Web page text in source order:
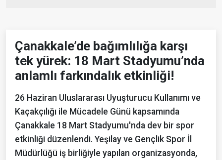
Çanakkale’de bağımlılığa karşı
tek yürek: 18 Mart Stadyumu’nda
anlamlı farkındalık etkinliği!
26 Haziran Uluslararası Uyuşturucu Kullanımı ve
Kaçakçılığı ile Mücadele Günü kapsamında
Çanakkale 18 Mart Stadyumu'nda dev bir spor
etkinliği düzenlendi. Yeşilay ve Gençlik Spor İl
Müdürlüğü iş birliğiyle yapılan organizasyonda,